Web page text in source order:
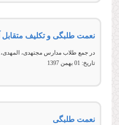
نعمت طلبگی و تکلیف متقابل
در جمع طلاب مدارس مجتهدی،
تاریخ: 01 بهمن 1397
نعمت طلبگی